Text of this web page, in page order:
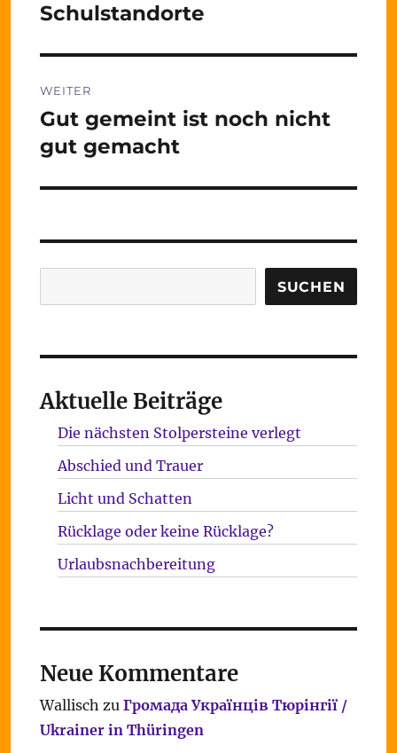
Beitrag:
Schulstandorte
WEITER
Nächster
Beitrag:
Gut gemeint ist noch nicht
gut gemacht
SUCHEN
Aktuelle Beiträge
Die nächsten Stolpersteine verlegt
Abschied und Trauer
Licht und Schatten
Rücklage oder keine Rücklage?
Urlaubsnachbereitung
Neue Kommentare
Wallisch zu Громада Українців Тюрінгії /
Ukrainer in Thüringen